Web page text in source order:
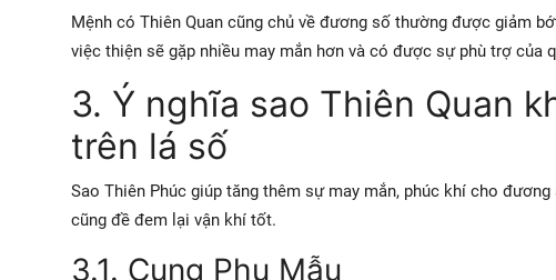
Mệnh có Thiên Quan cũng chủ về đương số thường được giảm
việc thiện sẽ gặp nhiều may mắn hơn và có được sự phù trợ của
3. Ý nghĩa sao Thiên Quan
trên lá số
Sao Thiên Phúc giúp tăng thêm sự may mắn, phúc khí cho
cũng đề đem lại vận khí tốt.
3.1. Cung Phụ Mẫu